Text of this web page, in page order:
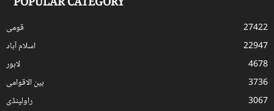
قومی
27422
اسلام آباد
22947
لاہور
4678
بین الاقوامی
3736
راولپنڈی
3067